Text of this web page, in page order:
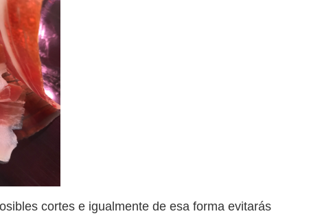
cortes e igualmente de esa forma evitarás